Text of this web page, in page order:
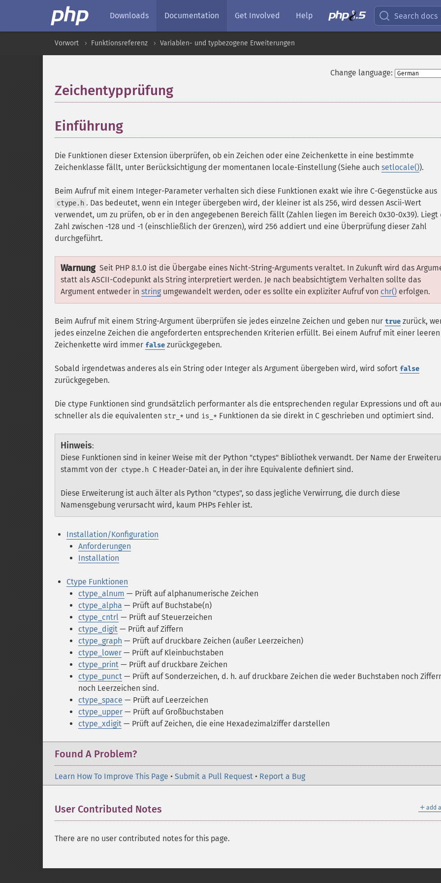
Downloads Documentation Get Involved Help Search docs
Vorwort Funktionsreferenz Variablen- und typbezogene Erweiterungen
Change language:
Zeichentypprüfung
Einführung
Die Funktionen dieser Extension überprüfen, ob ein Zeichen oder eine Zeichenkette in eine bestimmte
Zeichenklasse fällt, unter Berücksichtigung der momentanen locale-Einstellung (Siehe auch setlocale()).
Beim Aufruf mit einem Integer-Parameter verhalten sich diese Funktionen exakt wie ihre C-Gegenstücke aus
ctype.h . Das bedeutet, wenn ein Integer übergeben wird, der kleiner ist als 256, wird dessen Ascii-Wert
verwendet, um zu prüfen, ob er in den angegebenen Bereich fällt (Zahlen liegen im Bereich 0x30-0x39). Liegt
Zahl zwischen -128 und -1 (einschließlich der Grenzen), wird 256 addiert und eine Überprüfung dieser Zahl
durchgeführt.
Warnung Seit PHP 8.1.0 ist die Übergabe eines Nicht-String-Arguments veraltet. In Zukunft wird das
statt als ASCII-Codepunkt als String interpretiert werden. Je nach beabsichtigtem Verhalten sollte das
Argument entweder in string umgewandelt werden, oder es sollte ein expliziter Aufruf von chr() erfolgen.
Beim Aufruf mit einem String-Argument überprüfen sie jedes einzelne Zeichen und geben nur true zurück,
jedes einzelne Zeichen die angeforderten entsprechenden Kriterien erfüllt. Bei einem Aufruf mit einer leeren
Zeichenkette wird immer false zurückgegeben.
Sobald irgendetwas anderes als ein String oder Integer als Argument übergeben wird, wird sofort false
zurückgegeben.
Die ctype Funktionen sind grundsätzlich performanter als die entsprechenden regular Expressions und oft
schneller als die equivalenten str_* und is_* Funktionen da sie direkt in C geschrieben und optimiert sind.
Hinweis:
Diese Funktionen sind in keiner Weise mit der Python "ctypes" Bibliothek verwandt. Der Name der
stammt von der ctype.h C Header-Datei an, in der ihre Equivalente definiert sind.
Diese Erweiterung ist auch älter als Python "ctypes", so dass jegliche Verwirrung, die durch diese
Namensgebung verursacht wird, kaum PHPs Fehler ist.
Installation/Konfiguration
Anforderungen
Installation
Ctype Funktionen
ctype_alnum — Prüft auf alphanumerische Zeichen
ctype_alpha — Prüft auf Buchstabe(n)
ctype_cntrl — Prüft auf Steuerzeichen
ctype_digit — Prüft auf Ziffern
ctype_graph — Prüft auf druckbare Zeichen (außer Leerzeichen)
ctype_lower — Prüft auf Kleinbuchstaben
ctype_print — Prüft auf druckbare Zeichen
ctype_punct — Prüft auf Sonderzeichen, d. h. auf druckbare Zeichen die weder Buchstaben noch
noch Leerzeichen sind.
ctype_space — Prüft auf Leerzeichen
ctype_upper — Prüft auf Großbuchstaben
ctype_xdigit — Prüft auf Zeichen, die eine Hexadezimalziffer darstellen
Found A Problem?
Learn How To Improve This Page • Submit a Pull Request • Report a Bug
＋ add
User Contributed Notes
There are no user contributed notes for this page.